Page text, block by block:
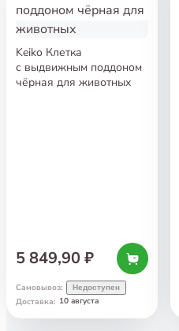
Keiko Клетка
с выдвижным поддоном
чёрная для животных
5 849,90 ₽
Самовывоз: Недоступен
Доставка: 10 августа